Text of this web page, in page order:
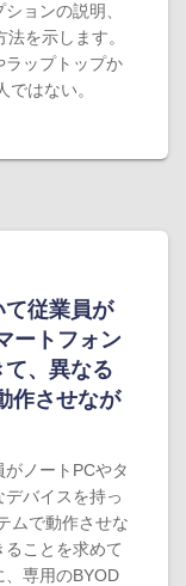
ョンの説明、
を示します。
ラップトップか
はない。
従業員が
ートフォン
、異なる
作させなが
ノートPCやタ
バイスを持っ
ムで動作させな
ことを求めて
、専用のBYOD